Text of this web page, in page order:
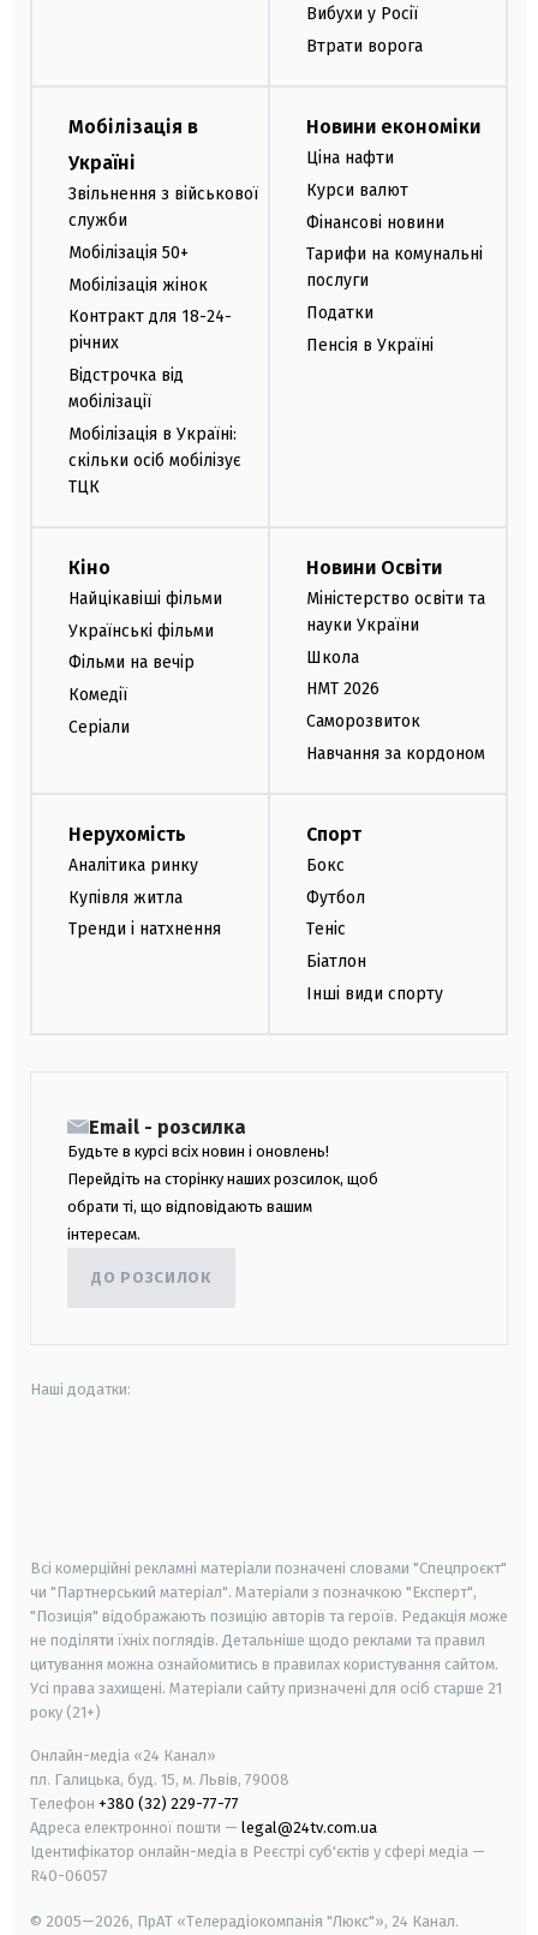
Вибухи у Росії
Втрати ворога
Мобілізація в
Україні
Звільнення з військової
служби
Мобілізація 50+
Мобілізація жінок
Контракт для 18-24-
річних
Відстрочка від
мобілізації
Мобілізація в Україні:
скільки осіб мобілізує
ТЦК
Новини економіки
Ціна нафти
Курси валют
Фінансові новини
Тарифи на комунальні
послуги
Податки
Пенсія в Україні
Кіно
Найцікавіші фільми
Українські фільми
Фільми на вечір
Комедії
Серіали
Новини Освіти
Міністерство освіти та
науки України
Школа
НМТ 2026
Саморозвиток
Навчання за кордоном
Нерухомість
Аналітика ринку
Купівля житла
Тренди і натхнення
Спорт
Бокс
Футбол
Теніс
Біатлон
Інші види спорту
Email - розсилка
Будьте в курсі всіх новин і оновлень!
Перейдіть на сторінку наших розсилок, щоб
обрати ті, що відповідають вашим
інтересам.
ДО РОЗСИЛОК
Наші додатки:
Всі комерційні рекламні матеріали позначені словами "Спецпроєкт"
чи "Партнерський матеріал". Матеріали з позначкою "Експерт",
"Позиція" відображають позицію авторів та героїв. Редакція може
не поділяти їхніх поглядів. Детальніше щодо реклами та правил
цитування можна ознайомитись в правилах користування сайтом.
Усі права захищені. Матеріали сайту призначені для осіб старше 21
року (21+)
Онлайн-медіа «24 Канал»
пл. Галицька, буд. 15, м. Львів, 79008
Телефон +380 (32) 229-77-77
Адреса електронної пошти — legal@24tv.com.ua
Ідентифікатор онлайн-медіа в Реєстрі суб'єктів у сфері медіа —
R40-06057
© 2005—2026, ПрАТ «Телерадіокомпанія "Люкс"», 24 Канал.